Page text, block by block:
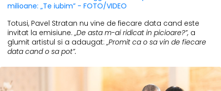
milioane: „Te iubim” - FOTO/VIDEO
Totusi, Pavel Stratan nu vine de fiecare data cand este
invitat la emisiune.„De asta m-ai ridicat in picioare?”, a
glumit artistul si a adaugat: „Promit ca o sa vin de fiecare
data cand o sa pot”.